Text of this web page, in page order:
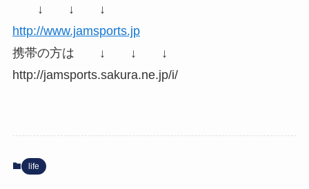
↓ ↓ ↓
http://www.jamsports.jp
携帯の方は ↓ ↓ ↓
http://jamsports.sakura.ne.jp/i/
life